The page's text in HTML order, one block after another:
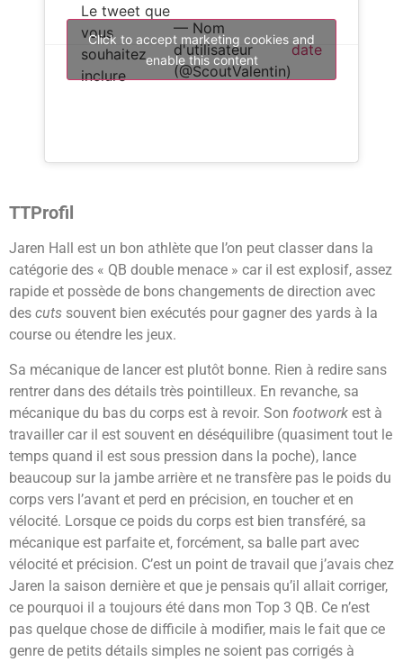
Le tweet que
vous
souhaitez
inclure
— Nom
d'utilisateur
(@ScoutValentin)
date
Click to accept marketing cookies and
enable this content
TTProfil
Jaren Hall est un bon athlète que l’on peut classer dans la
catégorie des « QB double menace » car il est explosif, assez
rapide et possède de bons changements de direction avec
des cuts souvent bien exécutés pour gagner des yards à la
course ou étendre les jeux.
Sa mécanique de lancer est plutôt bonne. Rien à redire sans
rentrer dans des détails très pointilleux. En revanche, sa
mécanique du bas du corps est à revoir. Son footwork est à
travailler car il est souvent en déséquilibre (quasiment tout le
temps quand il est sous pression dans la poche), lance
beaucoup sur la jambe arrière et ne transfère pas le poids du
corps vers l’avant et perd en précision, en toucher et en
vélocité. Lorsque ce poids du corps est bien transféré, sa
mécanique est parfaite et, forcément, sa balle part avec
vélocité et précision. C’est un point de travail que j’avais chez
Jaren la saison dernière et que je pensais qu’il allait corriger,
ce pourquoi il a toujours été dans mon Top 3 QB. Ce n’est
pas quelque chose de difficile à modifier, mais le fait que ce
genre de petits détails simples ne soient pas corrigés à